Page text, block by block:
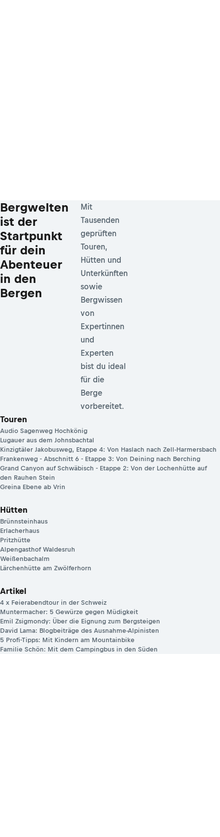
Bergwelten
ist der
Startpunkt
für dein
Abenteuer
in den
Bergen
Mit
Tausenden
geprüften
Touren,
Hütten und
Unterkünften
sowie
Bergwissen
von
Expertinnen
und
Experten
bist du ideal
für die
Berge
vorbereitet.
Touren
Audio Sagenweg Hochkönig
Lugauer aus dem Johnsbachtal
Kinzigtäler Jakobusweg, Etappe 4: Von Haslach nach Zell-Harmersbach
Frankenweg - Abschnitt 6 - Etappe 3: Von Deining nach Berching
Grand Canyon auf Schwäbisch - Etappe 2: Von der Lochenhütte auf
den Rauhen Stein
Greina Ebene ab Vrin
Hütten
Brünnsteinhaus
Erlacherhaus
Pritzhütte
Alpengasthof Waldesruh
Weißenbachalm
Lärchenhütte am Zwölferhorn
Artikel
4 x Feierabendtour in der Schweiz
Muntermacher: 5 Gewürze gegen Müdigkeit
Emil Zsigmondy: Über die Eignung zum Bergsteigen
David Lama: Blogbeiträge des Ausnahme-Alpinisten
5 Profi-Tipps: Mit Kindern am Mountainbike
Familie Schön: Mit dem Campingbus in den Süden